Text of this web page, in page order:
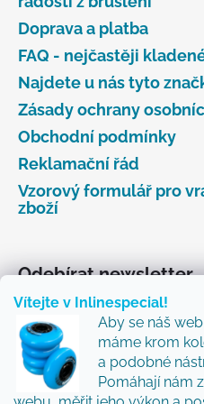
Vítejte v Inlinespecial!
Aby se náš
máme krom
a podobné
Pomáhají nám
Doprava a platba
FAQ - nejčastěji
Najdete u nás tyto
Zásady ochrany
Obchodní podmínky
Reklamační řád
Vzorový formulář pro
zboží
Odebírat newsletter
Vložte svůj e-mail a my
o nových produktech na
Přidejte se k nám a my
novinky a tipy.